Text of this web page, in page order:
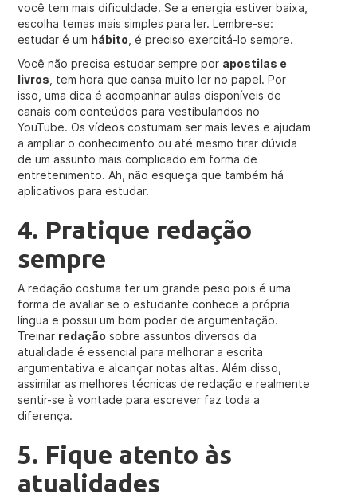
você tem mais dificuldade. Se a energia estiver baixa,
escolha temas mais simples para ler. Lembre-se:
estudar é um hábito , é preciso exercitá-lo sempre.
Você não precisa estudar sempre por apostilas e
livros , tem hora que cansa muito ler no papel. Por
isso, uma dica é acompanhar aulas disponíveis de
canais com conteúdos para vestibulandos no
YouTube. Os vídeos costumam ser mais leves e ajudam
a ampliar o conhecimento ou até mesmo tirar dúvida
de um assunto mais complicado em forma de
entretenimento. Ah, não esqueça que também há
aplicativos para estudar.
4. Pratique redação
sempre
A redação costuma ter um grande peso pois é uma
forma de avaliar se o estudante conhece a própria
língua e possui um bom poder de argumentação.
Treinar redação sobre assuntos diversos da
atualidade é essencial para melhorar a escrita
argumentativa e alcançar notas altas. Além disso,
assimilar as melhores técnicas de redação e realmente
sentir-se à vontade para escrever faz toda a
diferença.
5. Fique atento às
atualidades